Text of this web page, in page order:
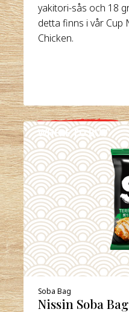
yakitori-sås och 18
detta finns i vår Cup
Chicken.
WHERE TO BUY
DETAILS
Soba Bag
Nissin Soba